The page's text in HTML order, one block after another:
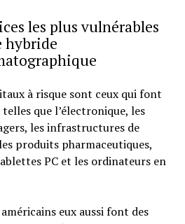
les plus vulnérables
hybride
à risque sont ceux qui font
que l’électronique, les
les infrastructures de
produits pharmaceutiques,
PC et les ordinateurs en
eux aussi font des